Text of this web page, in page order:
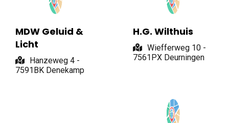
MDW Geluid &
Licht
Hanzeweg 4 -
7591BK Denekamp
H.G. Wilthuis
Wiefferweg 10 -
7561PX Deurningen